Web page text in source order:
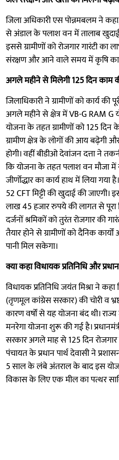
जिला अधिकारी एस पोन्नमबलम ने
से अंडाल के पलाश वन में तालाब
इससे ग्रामीणों को रोजगार गारंटी का
संरक्षण और आने वाले समय में कृषि
अगले महीने से मिलेगी 125 दिन काम
जिलाधिकारी ने ग्रामीणों को कार्य
अगले महीने से क्षेत्र में VB-G RAM G
योजना के तहत ग्रामीणों को 125
ग्रामीण क्षेत्र के लोगों की आय बढ़ेगी
होगी। वहीं बीडीओ देवांजन दत्ता ने
कि योजना के तहत पलाश वन मौजा
जीर्णोद्धार का कार्य हाथ में लिया
52 CFT मिट्टी की खुदाई की
लाख 45 हजार रुपये की लागत से पूरा
दर्जनों श्रमिकों को तुरंत रोजगार की
तैयार होने से ग्रामीणों को दैनिक
पानी मिल सकेगा।
क्या कहा विधायक प्रतिनिधि और
विधायक प्रतिनिधि जयंत मिश्रा ने
(तृणमूल कांग्रेस सरकार) की चोरी व
कारण वर्षों से यह योजना बंद थी।
मनरेगा योजना शुरू की गई है।
सरकार अगले माह से 125 दिन
पंचायत के प्रधान पार्थ देवासी ने
5 साल के लंबे अंतराल के बाद इस
विकास के लिए एक मील का पत्थर